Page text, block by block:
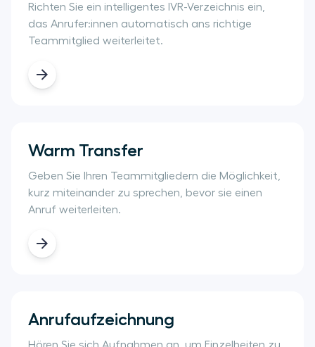
Richten Sie ein intelligentes IVR-Verzeichnis ein,
das Anrufer:innen automatisch ans richtige
Teammitglied weiterleitet.
Warm Transfer
Geben Sie Ihren Teammitgliedern die Möglichkeit,
kurz miteinander zu sprechen, bevor sie einen
Anruf weiterleiten.
Anrufaufzeichnung